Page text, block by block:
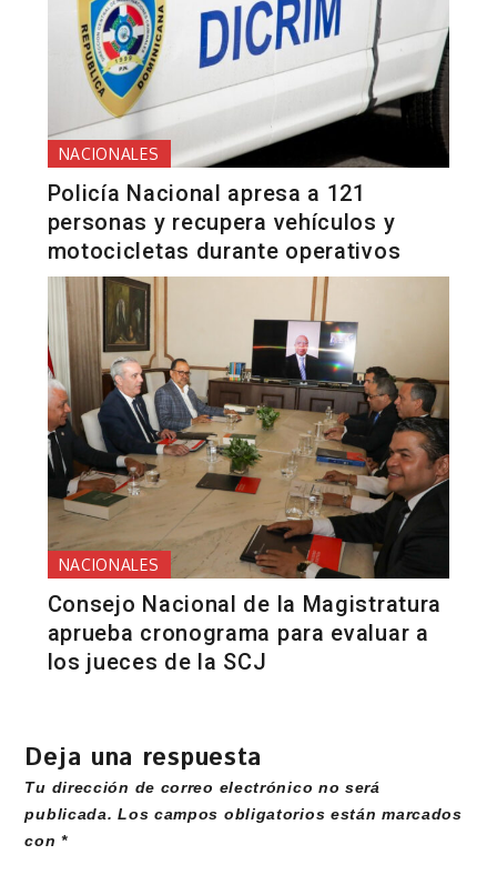
NACIONALES
Policía Nacional apresa a 121
personas y recupera vehículos y
motocicletas durante operativos
NACIONALES
Consejo Nacional de la Magistratura
aprueba cronograma para evaluar a
los jueces de la SCJ
Deja una respuesta
Tu dirección de correo electrónico no será
publicada. Los campos obligatorios están marcados
con*